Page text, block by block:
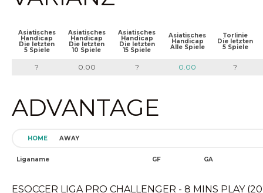
Asiatisches
Handicap
Die letzten
5 Spiele
Asiatisches
Handicap
Die letzten
10 Spiele
Asiatisches
Handicap
Die letzten
15 Spiele
Asiatisches
Handicap
Alle Spiele
Torlinie
Die letzten
5 Spiele
? 0.00 ? 0.00 ?
ADVANTAGE
HOME AWAY
Liganame GF GA
ESOCCER LIGA PRO CHALLENGER - 8 MINS PLAY